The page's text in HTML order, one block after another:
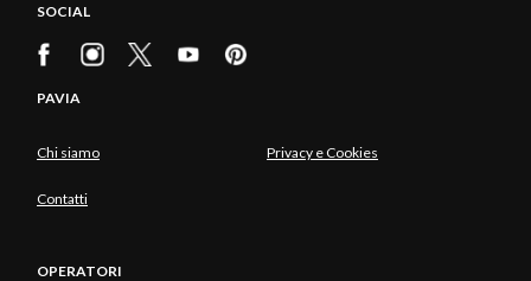
SOCIAL
PAVIA
Chi siamo Privacy e Cookies
Contatti
OPERATORI